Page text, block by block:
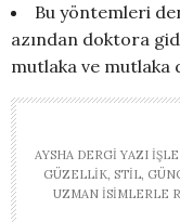
Bu yöntemleri
azından doktora
mutlaka ve
AYSHA DERGI YAZI
GÜZELLIK, STIL,
UZMAN ISIMLERLE